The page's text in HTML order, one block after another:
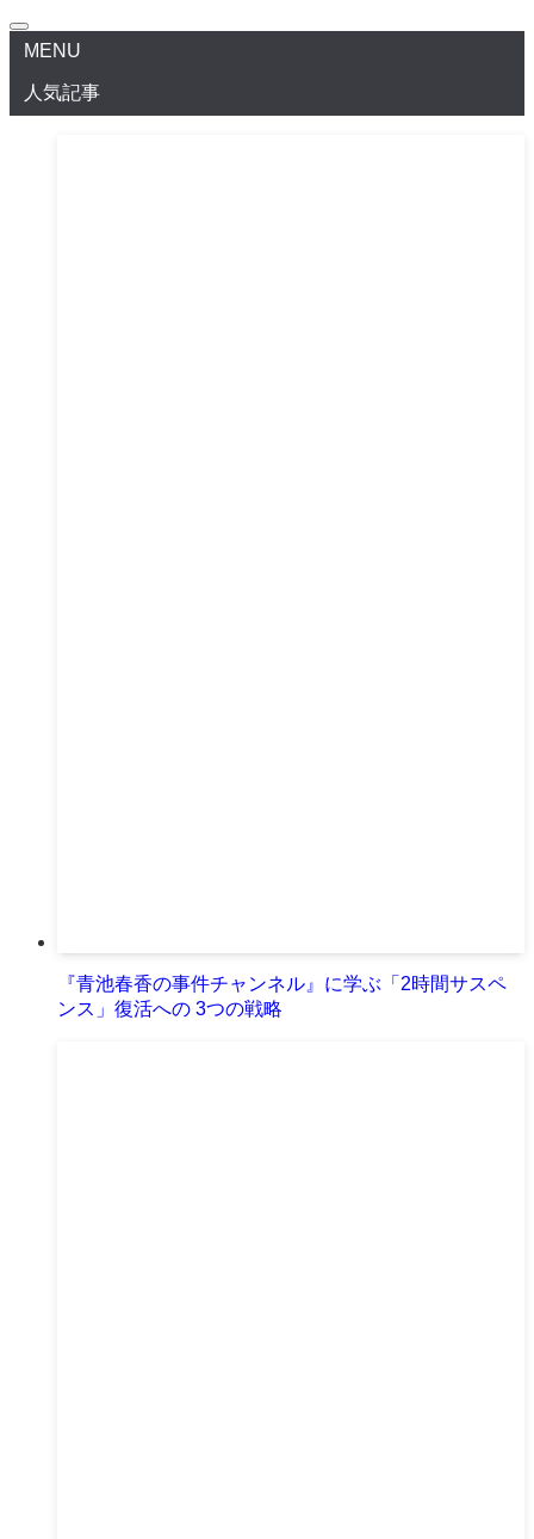
MENU
人気記事
『青池春香の事件チャンネル』に学ぶ「2時間サスペ
ンス」復活への 3つの戦略